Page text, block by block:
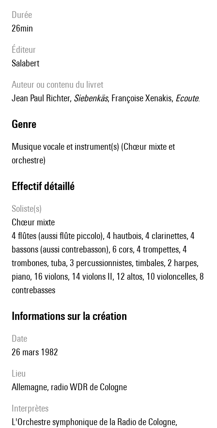
durée
26min
éditeur
Salabert
Auteur ou contenu du livret
Jean Paul Richter, Siebenkäs, Françoise Xenakis, Ecoute.
genre
Musique vocale et instrument(s) (Chœur mixte et
orchestre)
effectif détaillé
Soliste(s)
chœur mixte
4 flûtes (aussi flûte piccolo), 4 hautbois, 4 clarinettes, 4
bassons (aussi contrebasson), 6 cors, 4 trompettes, 4
trombones, tuba, 3 percussionnistes, timbales, 2 harpes,
piano, 16 violons, 14 violons II, 12 altos, 10 violoncelles, 8
contrebasses
informations sur la création
date
26 mars 1982
lieu
Allemagne, radio WDR de Cologne
interprètes
l'Orchestre symphonique de la Radio de Cologne,